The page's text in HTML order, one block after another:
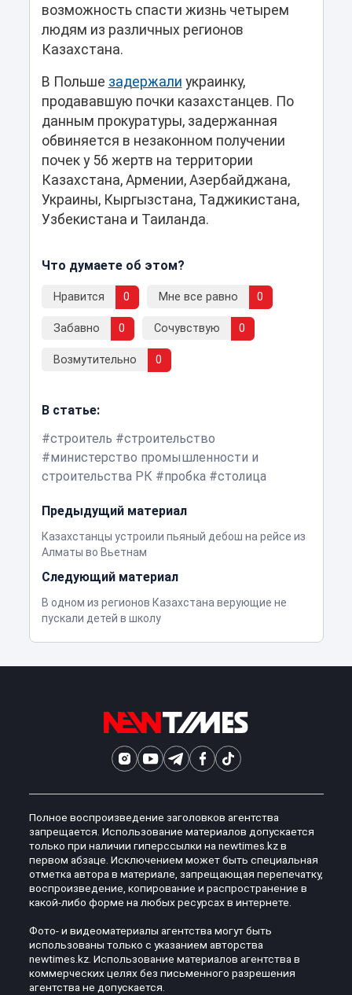
возможность спасти жизнь четырем
людям из различных регионов
Казахстана.
В Польше задержали украинку,
продававшую почки казахстанцев. По
данным прокуратуры, задержанная
обвиняется в незаконном получении
почек у 56 жертв на территории
Казахстана, Армении, Азербайджана,
Украины, Кыргызстана, Таджикистана,
Узбекистана и Таиланда.
Что думаете об этом?
Нравится 0 Мне все равно 0
Забавно 0 Сочувствую 0
Возмутительно 0
В статье:
строитель
строительство
министерство промышленности и
строительства РК
пробка столица
Предыдущий материал
Казахстанцы устроили пьяный дебош на рейсе из
Алматы во Вьетнам
Следующий материал
В одном из регионов Казахстана верующие не
пускали детей в школу
Полное воспроизведение заголовков агентства
запрещается. Использование материалов допускается
только при наличии гиперссылки на newtimes.kz в
первом абзаце. Исключением может быть специальная
отметка автора в материале, запрещающая перепечатку,
воспроизведение, копирование и распространение в
какой-либо форме на любых ресурсах в интернете.
Фото- и видеоматериалы агентства могут быть
использованы только с указанием авторства
newtimes.kz. Использование материалов агентства в
коммерческих целях без письменного разрешения
агентства не допускается.